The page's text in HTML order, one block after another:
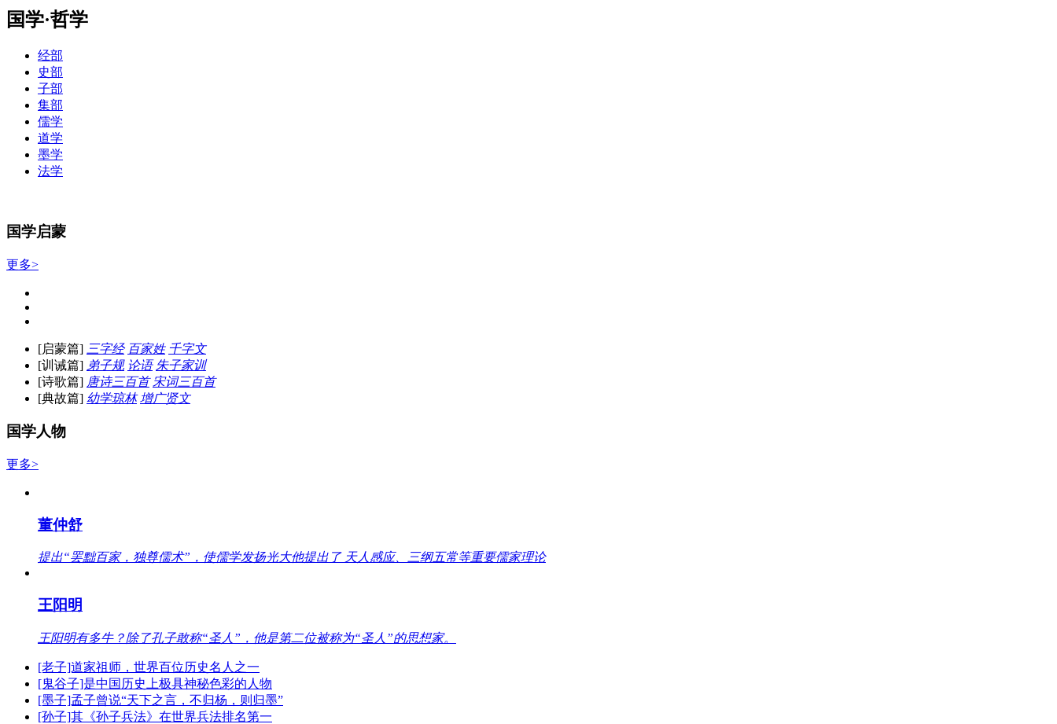
国学·哲学
经部
史部
子部
集部
儒学
道学
墨学
法学
国学启蒙
更多>
[启蒙篇] 三字经 百家姓 千字文
[训诫篇] 弟子规 论语 朱子家训
[诗歌篇] 唐诗三百首 宋词三百首
[典故篇] 幼学琼林 增广贤文
国学人物
更多>
董仲舒
提出“罢黜百家，独尊儒术”，使儒学发扬光大他提出了 天人感应、三纲五常等重要儒家理论
王阳明
王阳明有多牛？除了孔子敢称“圣人”，他是第二位被称为“圣人”的思想家。
[老子]道家祖师，世界百位历史名人之一
[鬼谷子]是中国历史上极具神秘色彩的人物
[墨子]孟子曾说“天下之言，不归杨，则归墨”
[孙子]其《孙子兵法》在世界兵法排名第一